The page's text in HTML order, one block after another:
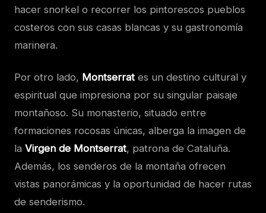
hacer snorkel o recorrer los pintorescos pueblos
costeros con sus casas blancas y su gastronomía
marinera.
Por otro lado, Montserrat es un destino cultural y
espiritual que impresiona por su singular paisaje
montañoso. Su monasterio, situado entre
formaciones rocosas únicas, alberga la imagen de
la Virgen de Montserrat, patrona de Cataluña.
Además, los senderos de la montaña ofrecen
vistas panorámicas y la oportunidad de hacer rutas
de senderismo.